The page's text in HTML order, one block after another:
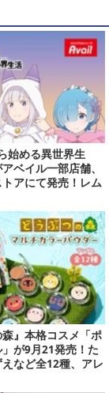
始める異世界生
ベイル一部店舗、
アにて発売！レム
などラインナップ
森』本格コスメ「ポ
が9月21発売！た
など全12種、アレ
クションシールも